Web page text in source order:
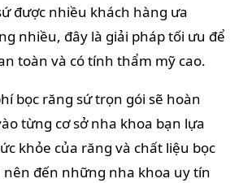
được nhiều khách hàng ưa
nhiều, đây là giải pháp tối ưu để
toàn và có tính thẩm mỹ cao.
bọc răng sứ trọn gói sẽ hoàn
từng cơ sở nha khoa bạn lựa
khỏe của răng và chất liệu bọc
nên đến những nha khoa uy tín